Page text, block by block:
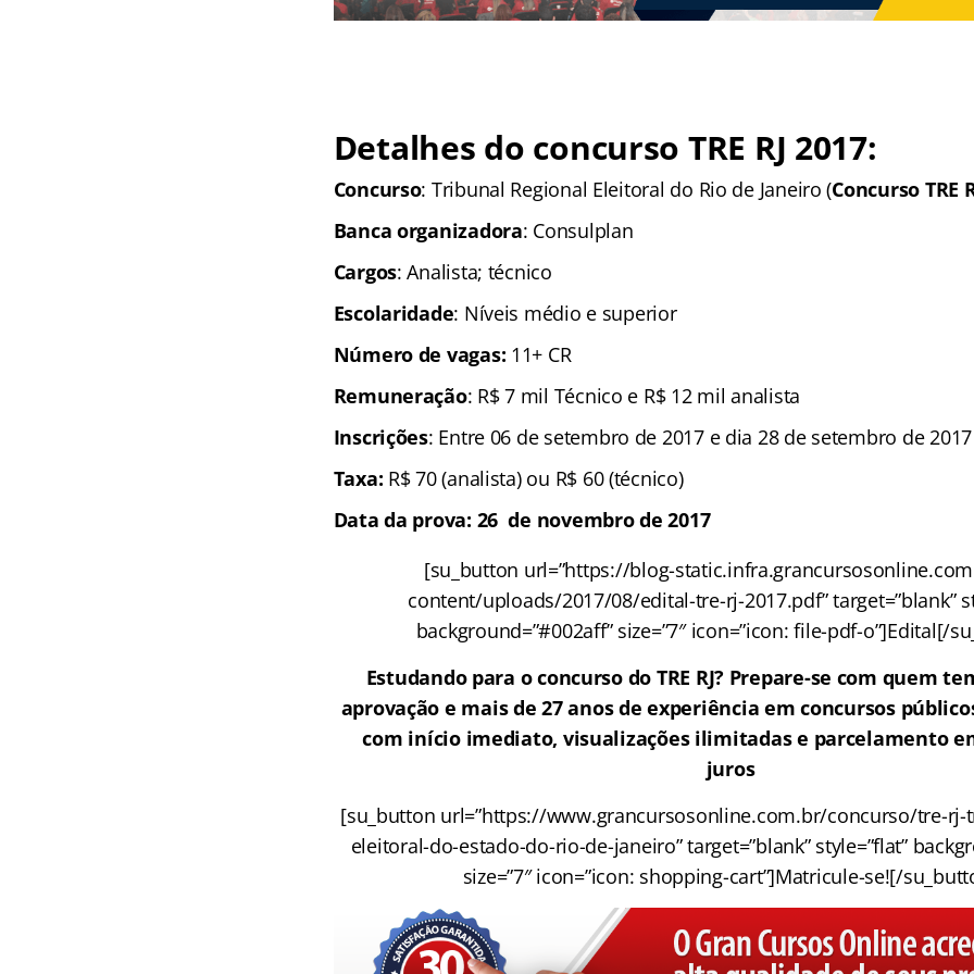
Detalhes do concurso TRE RJ 2017:
Concurso: Tribunal Regional Eleitoral do Rio de Janeiro (Concurso TRE
Banca organizadora: Consulplan
Cargos: Analista; técnico
Escolaridade: Níveis médio e superior
Número de vagas: 11+ CR
Remuneração: R$ 7 mil Técnico e R$ 12 mil analista
Inscrições: Entre 06 de setembro de 2017 e dia 28 de setembro de 2017
Taxa: R$ 70 (analista) ou R$ 60 (técnico)
Data da prova: 26 de novembro de 2017
[su_button url=”https://blog-
content/uploads/2017/08/edital-tre-rj-2017.pdf” target=”blank”
background=”#002aff” size=”7″ icon=”icon: file-pdf-o”]Edital[/
Estudando para o concurso do TRE RJ? Prepare-se com quem
aprovação e mais de 27 anos de experiência em concursos
com início imediato, visualizações ilimitadas e parcelamento
juros
[su_button url=”https://www.grancursosonline.com.br/concurso/tre-
eleitoral-do-estado-do-rio-de-janeiro” target=”blank” style=”flat”
size=”7″ icon=”icon: shopping-cart”]Matricule-se![/